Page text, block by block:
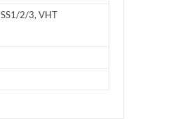
2/3, VHT